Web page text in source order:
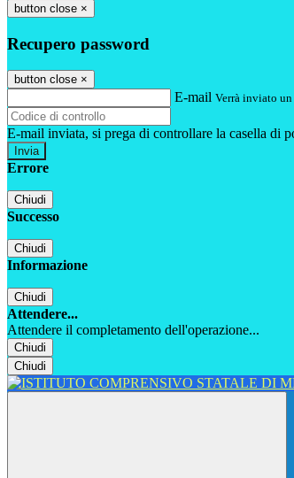
button close ×
Recupero password
button close ×
E-mail Verrà inviato
E-mail inviata, si prega di controllare la casella di
Errore
Chiudi
Successo
Chiudi
Informazione
Chiudi
Attendere...
Attendere il completamento dell'operazione...
Chiudi
Chiudi